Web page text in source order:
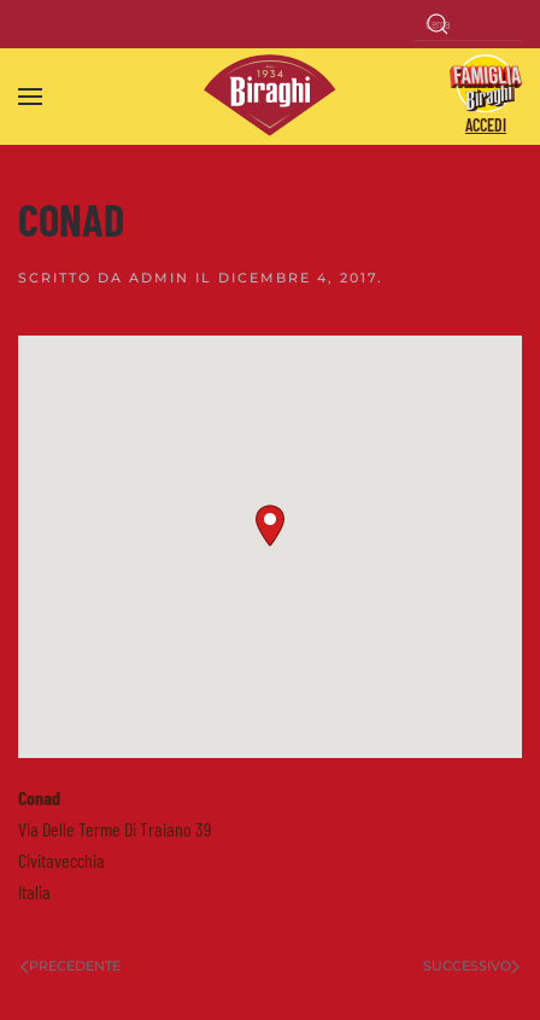
Skip to main content
ACCEDI
CONAD
SCRITTO DA ADMIN IL DICEMBRE 4, 2017.
Conad
Via Delle Terme Di Traiano 39
Civitavecchia
Italia
PRECEDENTE SUCCESSIVO